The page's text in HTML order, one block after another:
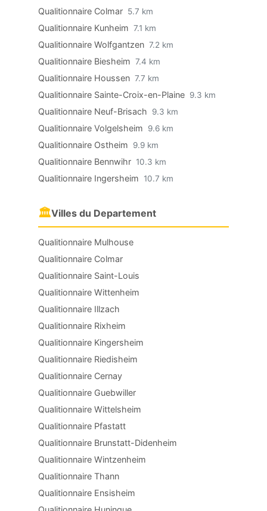
Qualitionnaire Colmar 5.7 km
Qualitionnaire Kunheim 7.1 km
Qualitionnaire Wolfgantzen 7.2 km
Qualitionnaire Biesheim 7.4 km
Qualitionnaire Houssen 7.7 km
Qualitionnaire Sainte-Croix-en-Plaine 9.3 km
Qualitionnaire Neuf-Brisach 9.3 km
Qualitionnaire Volgelsheim 9.6 km
Qualitionnaire Ostheim 9.9 km
Qualitionnaire Bennwihr 10.3 km
Qualitionnaire Ingersheim 10.7 km
🏛Villes du Departement
Qualitionnaire Mulhouse
Qualitionnaire Colmar
Qualitionnaire Saint-Louis
Qualitionnaire Wittenheim
Qualitionnaire Illzach
Qualitionnaire Rixheim
Qualitionnaire Kingersheim
Qualitionnaire Riedisheim
Qualitionnaire Cernay
Qualitionnaire Guebwiller
Qualitionnaire Wittelsheim
Qualitionnaire Pfastatt
Qualitionnaire Brunstatt-Didenheim
Qualitionnaire Wintzenheim
Qualitionnaire Thann
Qualitionnaire Ensisheim